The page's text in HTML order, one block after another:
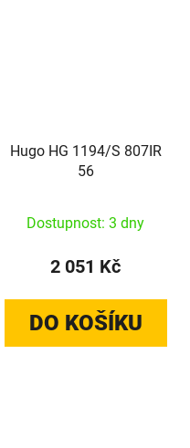
Hugo HG 1194/S 807IR
56
Dostupnost: 3 dny
2 051 Kč
DO KOŠÍKU